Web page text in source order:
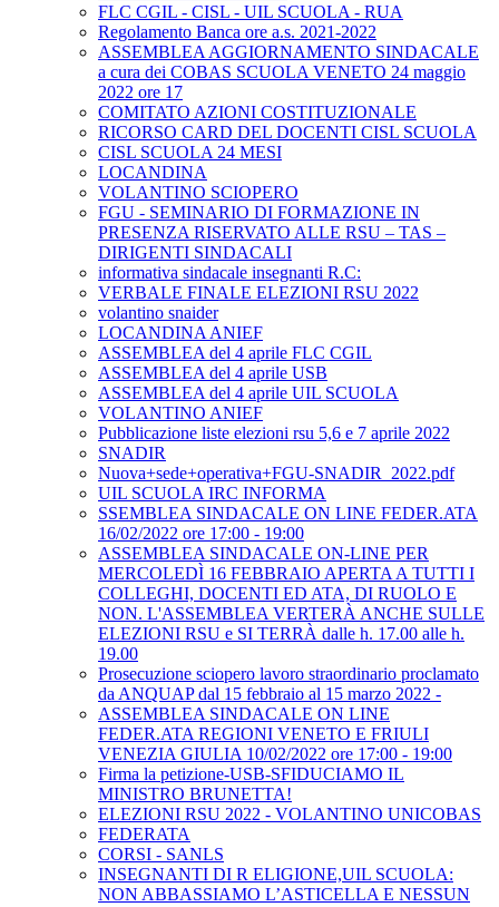
FLC CGIL - CISL - UIL SCUOLA - RUA
Regolamento Banca ore a.s. 2021-2022
ASSEMBLEA AGGIORNAMENTO SINDACALE
a cura dei COBAS SCUOLA VENETO 24 maggio
2022 ore 17
COMITATO AZIONI COSTITUZIONALE
RICORSO CARD DEL DOCENTI CISL SCUOLA
CISL SCUOLA 24 MESI
LOCANDINA
VOLANTINO SCIOPERO
FGU - SEMINARIO DI FORMAZIONE IN
PRESENZA RISERVATO ALLE RSU – TAS –
DIRIGENTI SINDACALI
informativa sindacale insegnanti R.C:
VERBALE FINALE ELEZIONI RSU 2022
volantino snaider
LOCANDINA ANIEF
ASSEMBLEA del 4 aprile FLC CGIL
ASSEMBLEA del 4 aprile USB
ASSEMBLEA del 4 aprile UIL SCUOLA
VOLANTINO ANIEF
Pubblicazione liste elezioni rsu 5,6 e 7 aprile 2022
SNADIR
Nuova+sede+operativa+FGU-SNADIR_2022.pdf
UIL SCUOLA IRC INFORMA
SSEMBLEA SINDACALE ON LINE FEDER.ATA
16/02/2022 ore 17:00 - 19:00
ASSEMBLEA SINDACALE ON-LINE PER
MERCOLEDÌ 16 FEBBRAIO APERTA A TUTTI I
COLLEGHI, DOCENTI ED ATA, DI RUOLO E
NON. L'ASSEMBLEA VERTERÀ ANCHE SULLE
ELEZIONI RSU e SI TERRÀ dalle h. 17.00 alle h.
19.00
Prosecuzione sciopero lavoro straordinario proclamato
da ANQUAP dal 15 febbraio al 15 marzo 2022 -
ASSEMBLEA SINDACALE ON LINE
FEDER.ATA REGIONI VENETO E FRIULI
VENEZIA GIULIA 10/02/2022 ore 17:00 - 19:00
Firma la petizione-USB-SFIDUCIAMO IL
MINISTRO BRUNETTA!
ELEZIONI RSU 2022 - VOLANTINO UNICOBAS
FEDERATA
CORSI - SANLS
INSEGNANTI DI R ELIGIONE,UIL SCUOLA:
NON ABBASSIAMO L’ASTICELLA E NESSUN